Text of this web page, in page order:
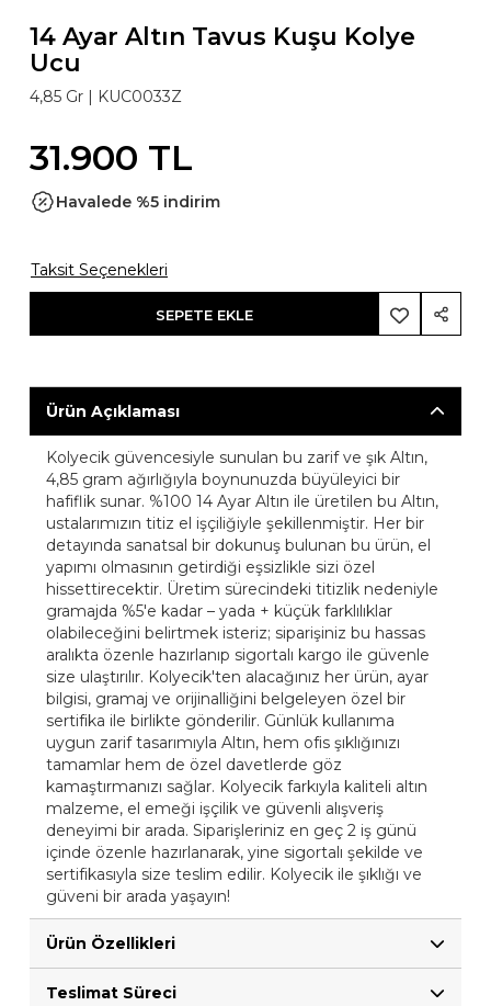
14 Ayar Altın Tavus Kuşu Kolye
Ucu
4,85 Gr | KUC0033Z
31.900 TL
Havalede %5 indirim
Taksit Seçenekleri
SEPETE EKLE
Ürün Açıklaması
Kolyecik güvencesiyle sunulan bu zarif ve şık Altın,
4,85 gram ağırlığıyla boynunuzda büyüleyici bir
hafiflik sunar. %100 14 Ayar Altın ile üretilen bu Altın,
ustalarımızın titiz el işçiliğiyle şekillenmiştir. Her bir
detayında sanatsal bir dokunuş bulunan bu ürün, el
yapımı olmasının getirdiği eşsizlikle sizi özel
hissettirecektir. Üretim sürecindeki titizlik nedeniyle
gramajda %5'e kadar – yada + küçük farklılıklar
olabileceğini belirtmek isteriz; siparişiniz bu hassas
aralıkta özenle hazırlanıp sigortalı kargo ile güvenle
size ulaştırılır. Kolyecik'ten alacağınız her ürün, ayar
bilgisi, gramaj ve orijinalliğini belgeleyen özel bir
sertifika ile birlikte gönderilir. Günlük kullanıma
uygun zarif tasarımıyla Altın, hem ofis şıklığınızı
tamamlar hem de özel davetlerde göz
kamaştırmanızı sağlar. Kolyecik farkıyla kaliteli altın
malzeme, el emeği işçilik ve güvenli alışveriş
deneyimi bir arada. Siparişleriniz en geç 2 iş günü
içinde özenle hazırlanarak, yine sigortalı şekilde ve
sertifikasıyla size teslim edilir. Kolyecik ile şıklığı ve
güveni bir arada yaşayın!
Ürün Özellikleri
Teslimat Süreci